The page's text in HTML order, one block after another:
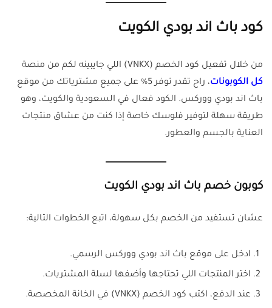
كود باث اند بودي الكويت
من خلال تفعيل كود الخصم (VNKX) اللي جايبينه لكم من منصة
كل الكوبونات
، راح تقدر توفر 5% على جميع مشترياتك من موقع
باث اند بودي ووركس. الكود فعال في السعودية والكويت، وهو
طريقة سهلة لتوفير فلوسك خاصة إذا كنت من عشاق منتجات
العناية بالجسم والعطور.
كوبون خصم باث اند بودي الكويت
عشان تستفيد من الخصم بكل سهولة، اتبع الخطوات التالية:
ادخل على موقع باث اند بودي ووركس الرسمي.
اختر المنتجات اللي تحتاجها وأضفها لسلة المشتريات.
عند الدفع، اكتب كود الخصم (VNKX) في الخانة المخصصة.